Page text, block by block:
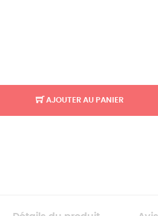
AJOUTER AU PANIER